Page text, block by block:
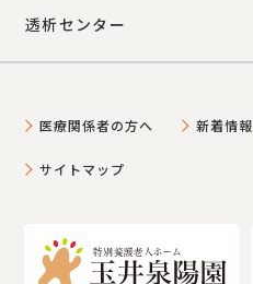
透析センター
医療関係者の方へ 新着情報
サイトマップ